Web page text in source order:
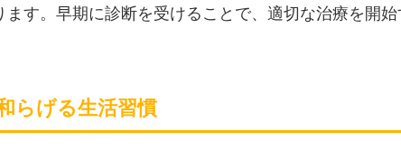
ます。早期に診断を受けることで、適切な治療を開
らげる生活習慣